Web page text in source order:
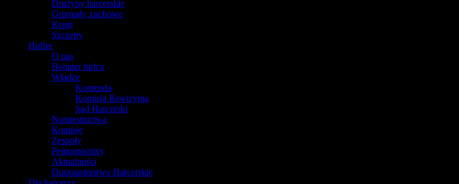
Drużyny harcerskie
Gromady zuchowe
Kręgi
Szczepy
Hufiec
O nas
Bohater hufca
Władze
Komenda
Komisja Rewizyjna
Sąd Harcerski
Namiestnictwa
Komisje
Zespoły
Pełnomocnicy
Aktualności
Duszpasterstwo Harcerskie